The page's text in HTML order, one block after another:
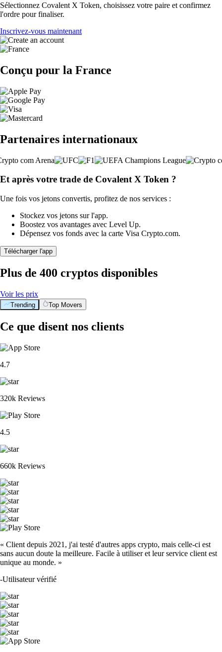
Sélectionnez Covalent X Token, choisissez votre paire et confirmez
l'ordre pour finaliser.
Inscrivez-vous maintenant
Conçu pour la France
Partenaires internationaux
Et après votre trade de Covalent X Token ?
Une fois vos jetons convertis, profitez de nos services :
Stockez vos jetons sur l'app.
Boostez vos avantages avec Level Up.
Dépensez vos fonds avec la carte Visa Crypto.com.
Télécharger l'app
Plus de 400 cryptos disponibles
Voir les prix
Trending Top Movers
Ce que disent nos clients
4.7
320k Reviews
4.5
660k Reviews
« Client depuis 2021, j'ai testé d'autres apps crypto, mais celle-ci est
sans aucun doute la meilleure. Facile à utiliser et leur service client est
unique au monde. »
-Utilisateur vérifié